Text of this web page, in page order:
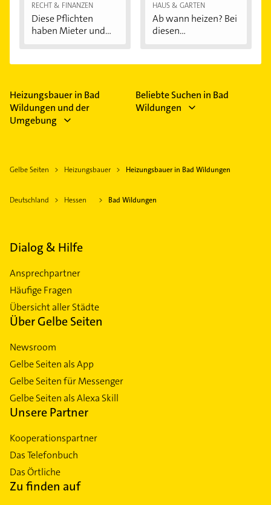
RECHT & FINANZEN
Diese Pflichten
haben Mieter und...
HAUS & GARTEN
Ab wann heizen? Bei
diesen
Heizungsbauer in Bad
Wildungen und der
Umgebung
Beliebte Suchen in Bad
Wildungen
Gelbe Seiten Heizungsbauer Heizungsbauer in Bad Wildungen
Deutschland Hessen Bad Wildungen
Dialog & Hilfe
Ansprechpartner
Häufige Fragen
Übersicht aller Städte
Über Gelbe Seiten
Newsroom
Gelbe Seiten als App
Gelbe Seiten für Messenger
Gelbe Seiten als Alexa Skill
Unsere Partner
Kooperationspartner
Das Telefonbuch
Das Örtliche
Zu finden auf